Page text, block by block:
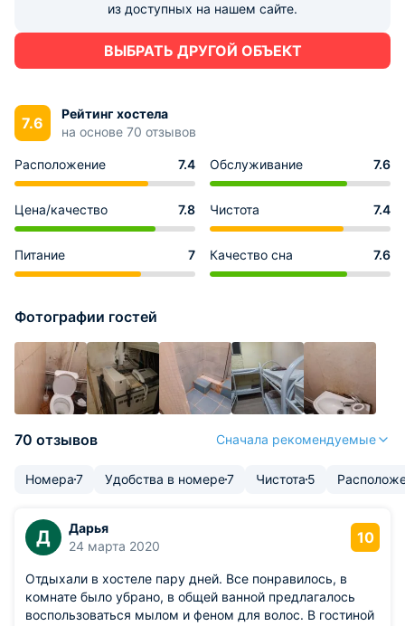
из доступных на нашем сайте.
ВЫБРАТЬ ДРУГОЙ ОБЪЕКТ
7.6
Рейтинг хостела
на основе 70 отзывов
Расположение 7.4 Обслуживание 7.6
Цена/качество 7.8 Чистота 7.4
Питание 7 Качество сна 7.6
Фотографии гостей
70 отзывов Сначала рекомендуемые
Номера7 Удобства в номере7 Чистота 5
Д
Дарья
24 марта 2020
10
Отдыхали в хостеле пару дней. Все понравилось, в
комнате было убрано, в общей ванной предлагалось
воспользоваться мылом и феном для волос. В гостиной